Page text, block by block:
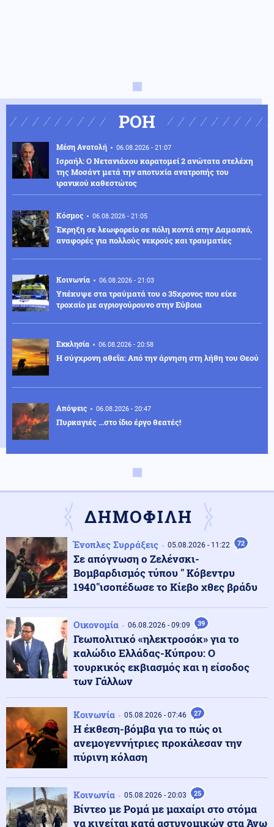
ΡΟΗ
Μέση Ανατολή 06.08.2026 - 21:07
Ισραήλ: Ο Νετανιάχου καρατομεί 2 ανώτατα στελέχη
της Μοσάντ μετά την αποτυχία ανατροπής του
ιρανικού καθεστώτος
Κόσμος 06.08.2026 - 21:05
Έκρηξη σε λεωφορείο σε πόλη κοντά στην Δαμασκό,
αναφορές για πολλούς νεκρούς και τραυματίες
Κοινωνία 06.08.2026 - 21:03
Υπέκυψε στα τραύματά του ο 35χρονος που είχε
τροχαίο με αγριογούρουνο στην Εύβοια
Εκκλησία 06.08.2026 - 20:58
Η σύγχρονη αθεΐα: Από την άρνηση στη λήθη του Θεού
Απόψεις 06.08.2026 - 20:47
Πυρκαγιές …στο ίδιο έργο θεατές!
Κοινωνία
ΔΕΘ: Χρηματοδότηση 204,6 εκατ. ευρώ από το Εθνικό
Πρόγραμμα Ανάπτυξης για ανάπλαση
Κοινωνία
βελτίωση υποδομών με πόρους του Πράσινου Ταμείου
Κόσμος 06.08.2026 - 20:40
Σε επιφυλακή η Γαλλία, ενόψει των προεδρικών
παρέμβασης
Κόσμος 06.08.2026 - 20:37
Μήνυμα Ζελένσκι στον Πούτιν χαρακτηρίζει το Κίεβο
την επίσκεψή του στη Σερβία
Μέση Ανατολή 06.08.2026 - 20:35
Ισραήλ: Το Ναυτικό διεξάγει άσκηση μεγάλης
κλίμακας στη Μεσόγειο και την Ερυθρά Θάλασσα
ΔΗΜΟΦΙΛΗ
Ένοπλες Συρράξεις 05.08.2026 - 11:22 72
Σε απόγνωση ο Ζελένσκι-
Βομβαρδισμός τύπου " Κόβεντρυ
1940"ισοπέδωσε το Κίεβο χθες βράδυ
Οικονομία 06.08.2026 - 09:09 39
Γεωπολιτικό «ηλεκτροσόκ» για το
καλώδιο Ελλάδας-Κύπρου: Ο
τουρκικός εκβιασμός και η είσοδος
των Γάλλων
Κοινωνία 05.08.2026 - 07:46 27
Η έκθεση-βόμβα για το πώς οι
ανεμογεννήτριες προκάλεσαν την
πύρινη κόλαση
Κοινωνία 05.08.2026 - 20:03 25
Βίντεο με Ρομά με μαχαίρι στο στόμα
να κινείται κατά αστυνομικών στα Άνω